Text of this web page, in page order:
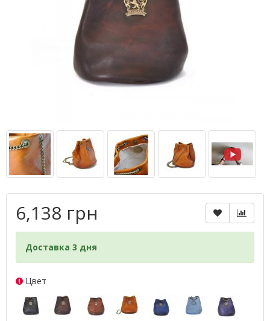
6,138 грн
Доставка 3 дня
Цвет